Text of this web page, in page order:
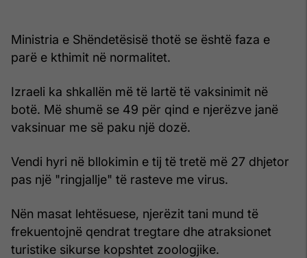
Ministria e Shëndetësisë thotë se është faza e
parë e kthimit në normalitet.
Izraeli ka shkallën më të lartë të vaksinimit në
botë. Më shumë se 49 për qind e njerëzve janë
vaksinuar me së paku një dozë.
Vendi hyri në bllokimin e tij të tretë më 27 dhjetor
pas një "ringjallje" të rasteve me virus.
Nën masat lehtësuese, njerëzit tani mund të
frekuentojnë qendrat tregtare dhe atraksionet
turistike sikurse kopshtet zoologjike.